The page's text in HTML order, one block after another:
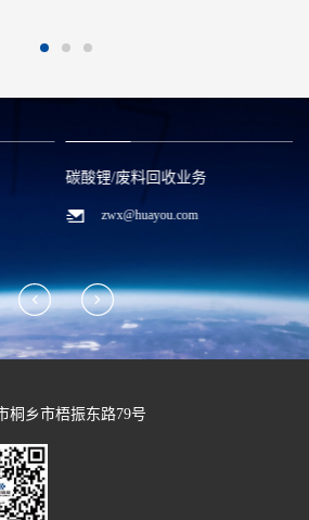
桐乡市梧振东路79号